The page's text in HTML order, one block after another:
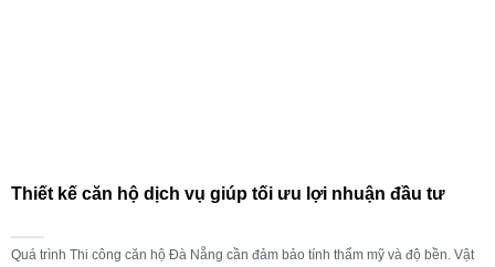
Thiết kế căn hộ dịch vụ giúp tối ưu lợi nhuận đầu tư
Quá trình Thi công căn hộ Đà Nẵng cần đảm bảo tính thẩm mỹ và độ bền. Vật